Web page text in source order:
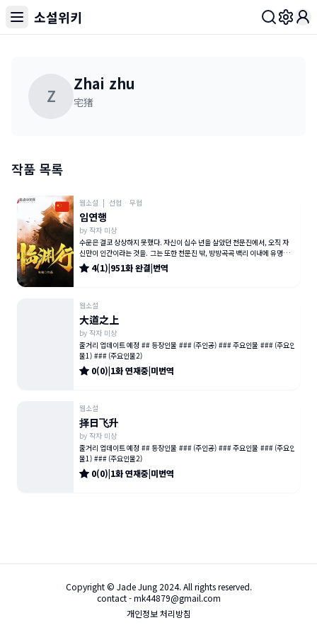
소설위키
Z
Zhai zhu
宅猪
작품 목록
웹소설 | 선협 · 무협
임연행
by 작자 미상
수운은 결코 상상하지 못했다. 자신이 십수 년을 살았던 천문진에서, 오직 자
신만이 인간이라는 것을. 그는 또한 천문진 밖, 방방곡곡 백리 이내에 유명한
무인지대가 있다는 사
4(1)|951화완결|번역
웹소설
大道之上
by 작자 미상
줄거리 업데이트 예정 ## 등장인물 ### (주인공) ### 주요인물 ### (주요인
물1) ### (주요인물2)
0(0)|1화연재중|미번역
웹소설
择日飞升
by 작자 미상
줄거리 업데이트 예정 ## 등장인물 ### (주인공) ### 주요인물 ### (주요인
물1) ### (주요인물2)
0(0)|1화연재중|미번역
Copyright © Jade Jung 2024. All rights reserved.
contact - mk44879@gmail.com
개인정보 처리방침